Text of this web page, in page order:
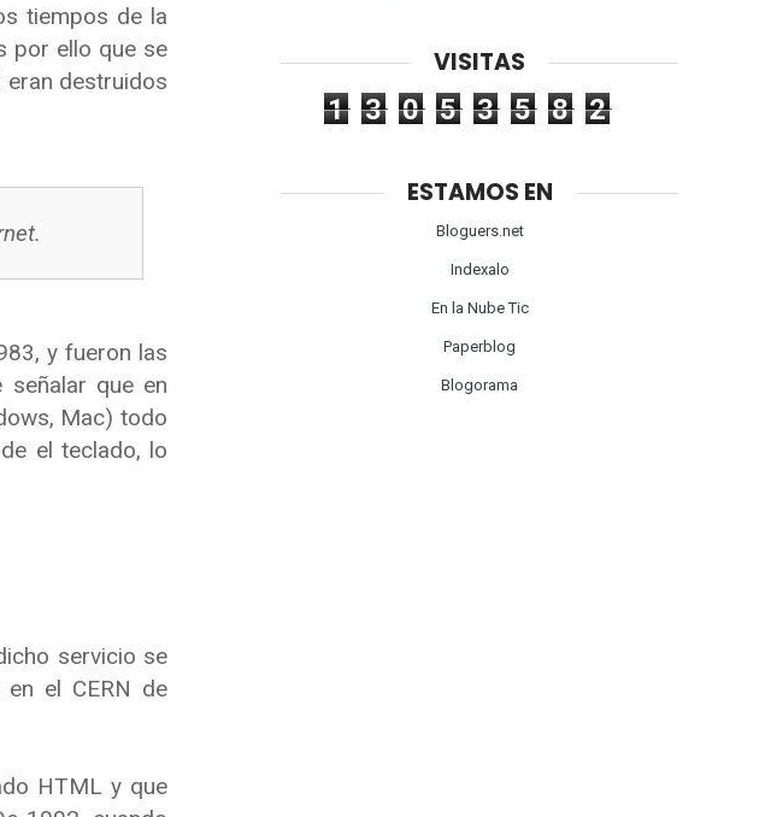
tiempos de la
por ello que se
eran destruidos
y fueron las
señalar que en
Mac) todo
el teclado, lo
servicio se
en el CERN de
HTML y que
VISITAS
1 3 0 5 3 5 8 2
ESTAMOS EN
Bloguers.net
Indexalo
En la Nube Tic
Paperblog
Blogorama